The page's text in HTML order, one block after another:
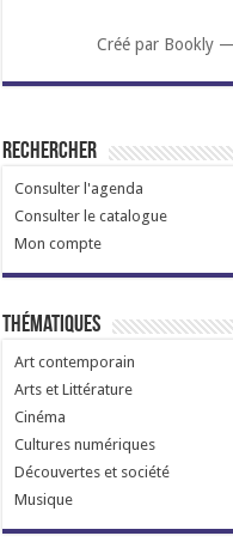
Créé par Bookly
Rechercher
Consulter l'agenda
Consulter le catalogue
Mon compte
Thématiques
Art contemporain
Arts et Littérature
Cinéma
Cultures numériques
Découvertes et société
Musique